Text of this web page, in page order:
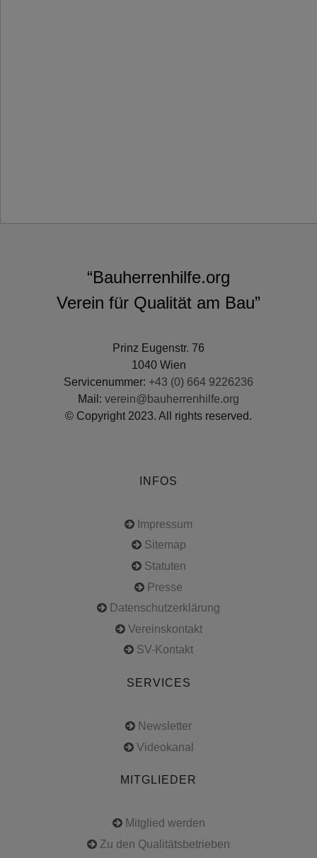
“Bauherrenhilfe.org
Verein für Qualität am Bau”
Prinz Eugenstr. 76
1040 Wien
Servicenummer: +43 (0) 664 9226236
Mail: verein@bauherrenhilfe.org
© Copyright 2023. All rights reserved.
INFOS
Impressum
Sitemap
Statuten
Presse
Datenschutzerklärung
Vereinskontakt
SV-Kontakt
SERVICES
Newsletter
Videokanal
MITGLIEDER
Mitglied werden
Zu den Qualitätsbetrieben